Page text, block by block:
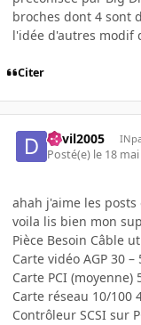
broches dont 4 sont
l'idée d'autres modif
Citer
devil2005
Posté(e) le 18
ahah j'aime les posts
voila lis bien mon
Pièce Besoin Câble
Carte vidéo AGP 30 –
Carte PCI (moyenne)
Carte réseau 10/100
Contrôleur SCSI sur